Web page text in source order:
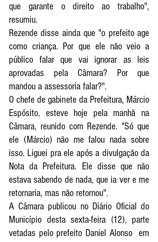
que garante o direito ao trabalho",
resumiu.
Rezende disse ainda que "o prefeito age
como criança. Por que ele não veio a
público falar que vai ignorar as leis
aprovadas pela Câmara? Por que
mandou a assessoria falar?".
O chefe de gabinete da Prefeitura, Márcio
Espósito, esteve hoje pela manhã na
Câmara, reunido com Rezende. "Só que
ele (Márcio) não me falou nada sobre
isso. Liguei pra ele após a divulgação da
Nota da Prefeitura. Ele disse que não
estava sabendo de nada, que ia ver e me
retornaria, mas não retornou".
A Câmara publicou no Diário Oficial do
Município desta sexta-feira (12), parte
vetadas pelo prefeito Daniel Alonso  em